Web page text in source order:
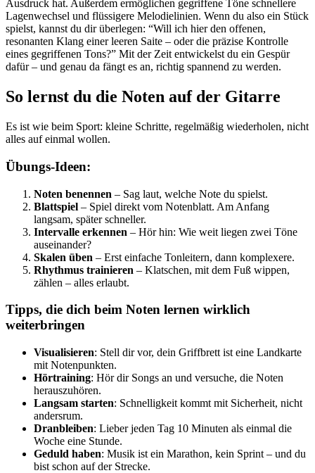
Ausdruck hat. Außerdem ermöglichen gegriffene Töne schnellere
Lagenwechsel und flüssigere Melodielinien. Wenn du also ein Stück
spielst, kannst du dir überlegen: “Will ich hier den offenen,
resonanten Klang einer leeren Saite – oder die präzise Kontrolle
eines gegriffenen Tons?” Mit der Zeit entwickelst du ein Gespür
dafür – und genau da fängt es an, richtig spannend zu werden.
So lernst du die Noten auf der Gitarre
Es ist wie beim Sport: kleine Schritte, regelmäßig wiederholen, nicht
alles auf einmal wollen.
Übungs-Ideen:
Noten benennen – Sag laut, welche Note du spielst.
Blattspiel – Spiel direkt vom Notenblatt. Am Anfang
langsam, später schneller.
Intervalle erkennen – Hör hin: Wie weit liegen zwei Töne
auseinander?
Skalen üben – Erst einfache Tonleitern, dann komplexere.
Rhythmus trainieren – Klatschen, mit dem Fuß wippen,
zählen – alles erlaubt.
Tipps, die dich beim Noten lernen wirklich
weiterbringen
Visualisieren: Stell dir vor, dein Griffbrett ist eine Landkarte
mit Notenpunkten.
Hörtraining: Hör dir Songs an und versuche, die Noten
herauszuhören.
Langsam starten: Schnelligkeit kommt mit Sicherheit, nicht
andersrum.
Dranbleiben: Lieber jeden Tag 10 Minuten als einmal die
Woche eine Stunde.
Geduld haben: Musik ist ein Marathon, kein Sprint – und du
bist schon auf der Strecke.